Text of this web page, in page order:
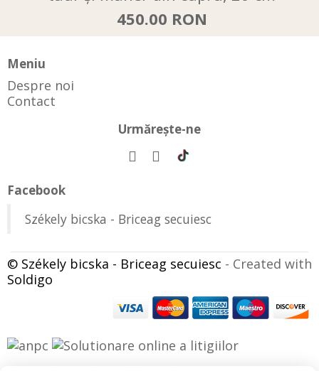
450.00 RON
Meniu
Despre noi
Contact
Urmăreşte-ne
Facebook
Székely bicska - Briceag secuiesc
© Székely bicska - Briceag secuiesc - Created with
Soldigo